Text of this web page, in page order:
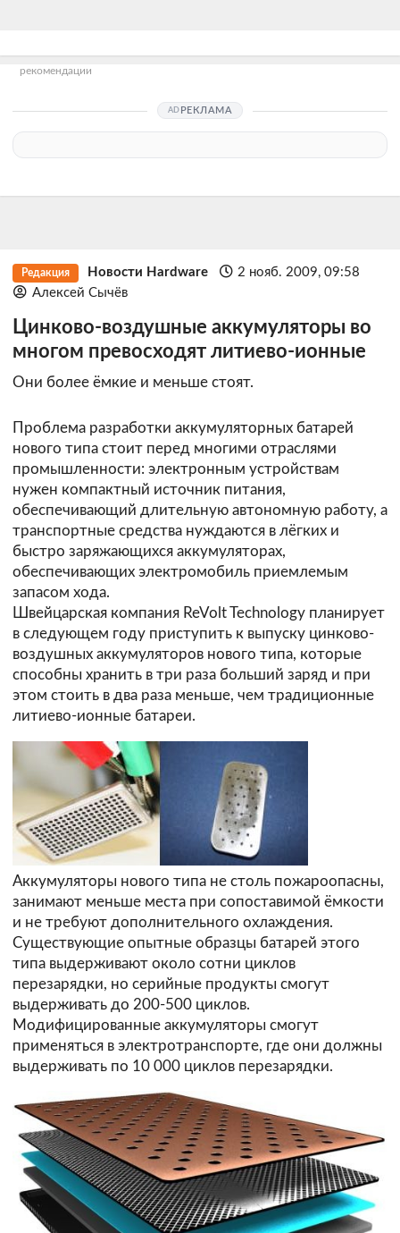
рекомендации
РЕКЛАМА
Редакция Новости Hardware
2 нояб. 2009, 09:58
Алексей Сычёв
Цинково-воздушные аккумуляторы во
многом превосходят литиево-ионные
Они более ёмкие и меньше стоят.
Проблема разработки аккумуляторных батарей
нового типа стоит перед многими отраслями
промышленности: электронным устройствам
нужен компактный источник питания,
обеспечивающий длительную автономную работу, а
транспортные средства нуждаются в лёгких и
быстро заряжающихся аккумуляторах,
обеспечивающих электромобиль приемлемым
запасом хода.
Швейцарская компания ReVolt Technology планирует
в следующем году приступить к выпуску цинково-
воздушных аккумуляторов нового типа, которые
способны хранить в три раза больший заряд и при
этом стоить в два раза меньше, чем традиционные
литиево-ионные батареи.
Аккумуляторы нового типа не столь пожароопасны,
занимают меньше места при сопоставимой ёмкости
и не требуют дополнительного охлаждения.
Существующие опытные образцы батарей этого
типа выдерживают около сотни циклов
перезарядки, но серийные продукты смогут
выдерживать до 200-500 циклов.
Модифицированные аккумуляторы смогут
применяться в электротранспорте, где они должны
выдерживать по 10 000 циклов перезарядки.